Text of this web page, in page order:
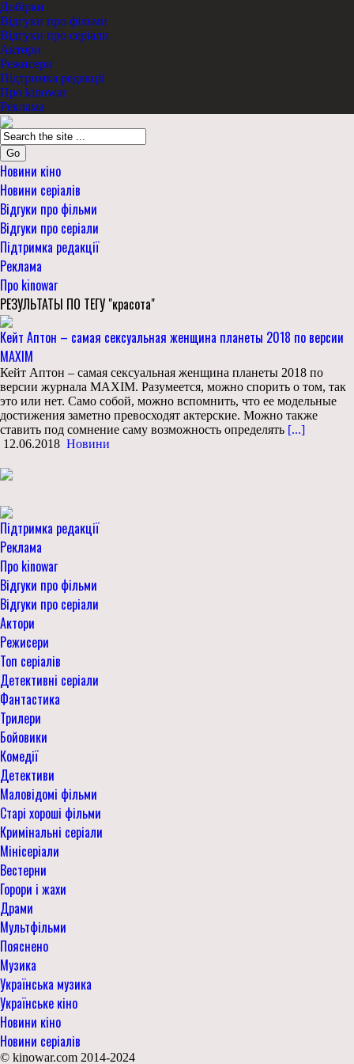
Добірки
Відгуки про фільми
Відгуки про серіали
Актори
Режисери
Підтримка редакції
Про kinowar
Реклама
Go
Новини кіно
Новини серіалів
Відгуки про фільми
Відгуки про серіали
Підтримка редакції
Реклама
Про kinowar
РЕЗУЛЬТАТЫ ПО ТЕГУ "красота"
Кейт Аптон – самая сексуальная женщина планеты 2018 по версии
MAXIM
Кейт Аптон – самая сексуальная женщина планеты 2018 по
версии журнала MAXIM. Разумеется, можно спорить о том, так
это или нет. Само собой, можно вспомнить, что ее модельные
достижения заметно превосходят актерские. Можно также
ставить под сомнение саму возможность определять [...]
12.06.2018 Новини
Підтримка редакції
Реклама
Про kinowar
Відгуки про фільми
Відгуки про серіали
Актори
Режисери
Топ серіалів
Детективні серіали
Фантастика
Трилери
Бойовики
Комедії
Детективи
Маловідомі фільми
Старі хороші фільми
Кримінальні серіали
Мінісеріали
Вестерни
Горори і жахи
Драми
Мультфільми
Пояснено
Музика
Українська музика
Українське кіно
Новини кіно
Новини серіалів
© kinowar.com 2014-2024